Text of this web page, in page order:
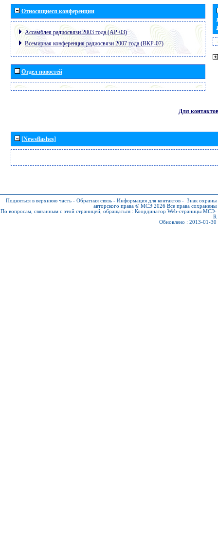
Относящиеся конференции
Ассамблея радиосвязи 2003 года (АР-03)
Всемирная конференция радиосвязи 2007 года (ВКР-07)
Отдел новостей
Для контактов
[Newsflashes]
Подняться в верхнюю часть - Обратная связь - Информация для контактов - Знак охраны
авторского права © МСЭ 2026 Все права сохранены
По вопросам, связанным с этой страницей, обращаться : Координатор Web-страницы МСЭ-
R
Обновлено : 2013-01-30